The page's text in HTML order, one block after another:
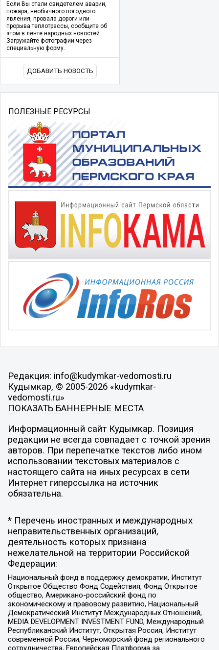
Если Вы стали свидетелем аварии,
пожара, необычного погодного
явления, провала дороги или
прорыва теплотрассы, сообщите об
этом в ленте народных новостей.
Загружайте фотографии через
специальную форму.
ДОБАВИТЬ НОВОСТЬ
ПОЛЕЗНЫЕ РЕСУРСЫ
Редакция: info@kudymkar-vedomosti.ru
Кудымкар, © 2005-2026 «kudymkar-
vedomosti.ru»
ПОКАЗАТЬ БАННЕРНЫЕ МЕСТА
Информационный сайт Кудымкар. Позиция
редакции не всегда совпадает с точкой зрения
авторов. При перепечатке текстов либо ином
использовании текстовых материалов с
настоящего сайта на иных ресурсах в сети
Интернет гиперссылка на источник
обязательна.
* Перечень иностранных и международных
неправительственных организаций,
деятельность которых признана
нежелательной на территории Российской
Федерации:
Национальный фонд в поддержку демократии, Институт
Открытое Общество Фонд Содействия, Фонд Открытое
общество, Американо-российский фонд по
экономическому и правовому развитию, Национальный
Демократический Институт Международных Отношений,
MEDIA DEVELOPMENT INVESTMENT FUND, Международный
Республиканский Институт, Открытая Россия, Институт
современной России, Черноморский фонд регионального
сотрудничества, Европейская Платформа за